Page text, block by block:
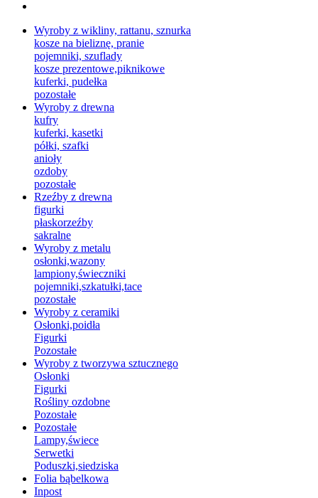
Wyroby z wikliny, rattanu, sznurka
kosze na bieliznę, pranie
pojemniki, szuflady
kosze prezentowe,piknikowe
kuferki, pudełka
pozostałe
Wyroby z drewna
kufry
kuferki, kasetki
półki, szafki
anioły
ozdoby
pozostałe
Rzeźby z drewna
figurki
płaskorzeźby
sakralne
Wyroby z metalu
osłonki,wazony
lampiony,świeczniki
pojemniki,szkatułki,tace
pozostałe
Wyroby z ceramiki
Osłonki,poidła
Figurki
Pozostałe
Wyroby z tworzywa sztucznego
Osłonki
Figurki
Rośliny ozdobne
Pozostałe
Pozostałe
Lampy,świece
Serwetki
Poduszki,siedziska
Folia bąbelkowa
Inpost